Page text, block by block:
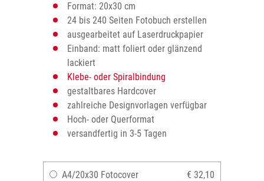
Format: 20x30 cm
24 bis 240 Seiten Fotobuch erstellen
ausgearbeitet auf Laserdruckpapier
Einband: matt foliert oder glänzend
lackiert
Klebe- oder Spiralbindung
gestaltbares Hardcover
zahlreiche Designvorlagen verfügbar
Hoch- oder Querformat
versandfertig in 3-5 Tagen
A4/20x30 Fotocover € 32,10